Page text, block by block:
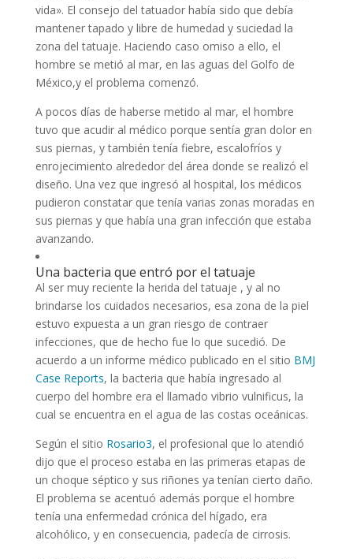
vida». El consejo del tatuador había sido que debía
mantener tapado y libre de humedad y suciedad la
zona del tatuaje. Haciendo caso omiso a ello, el
hombre se metió al mar, en las aguas del Golfo de
México,y el problema comenzó.
A pocos días de haberse metido al mar, el hombre
tuvo que acudir al médico porque sentía gran dolor en
sus piernas, y también tenía fiebre, escalofríos y
enrojecimiento alrededor del área donde se realizó el
diseño. Una vez que ingresó al hospital, los médicos
pudieron constatar que tenía varias zonas moradas en
sus piernas y que había una gran infección que estaba
avanzando.
Una bacteria que entró por el tatuaje
Al ser muy reciente la herida del tatuaje , y al no
brindarse los cuidados necesarios, esa zona de la piel
estuvo expuesta a un gran riesgo de contraer
infecciones, que de hecho fue lo que sucedió. De
acuerdo a un informe médico publicado en el sitio BMJ
Case Reports, la bacteria que había ingresado al
cuerpo del hombre era el llamado vibrio vulnificus, la
cual se encuentra en el agua de las costas oceánicas.
Según el sitio Rosario3, el profesional que lo atendió
dijo que el proceso estaba en las primeras etapas de
un choque séptico y sus riñones ya tenían cierto daño.
El problema se acentuó además porque el hombre
tenía una enfermedad crónica del hígado, era
alcohólico, y en consecuencia, padecía de cirrosis.